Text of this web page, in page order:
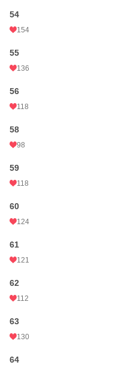
54
154
55
136
56
118
58
98
59
118
60
124
61
121
62
112
63
130
64